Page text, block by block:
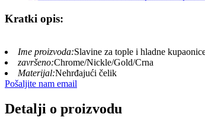
Kratki opis:
Ime proizvoda:Slavine za tople i hladne
završeno:Chrome/Nickle/Gold/Crna
Materijal:Nehrđajući čelik
Pošaljite nam email
Detalji o proizvodu